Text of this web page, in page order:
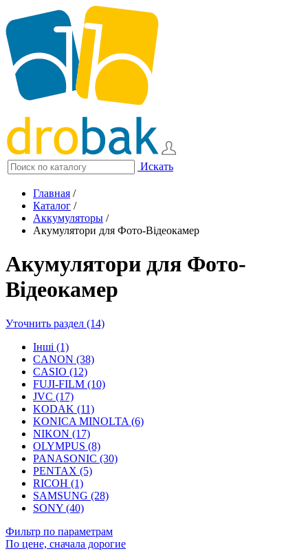
Искать
Главная /
Каталог /
Аккумуляторы /
Акумулятори для Фото-Відеокамер
Акумулятори для Фото-
Відеокамер
Уточнить раздел (14)
Інші (1)
CANON (38)
CASIO (12)
FUJI-FILM (10)
JVC (17)
KODAK (11)
KONICA MINOLTA (6)
NIKON (17)
OLYMPUS (8)
PANASONIC (30)
PENTAX (5)
RICOH (1)
SAMSUNG (28)
SONY (40)
Фильтр по параметрам
По цене, сначала дорогие